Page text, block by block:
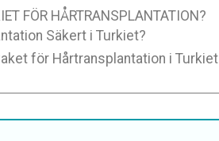
FÖR HÅRTRANSPLANTATION?
Säkert i Turkiet?
för Hårtransplantation i Turkiet